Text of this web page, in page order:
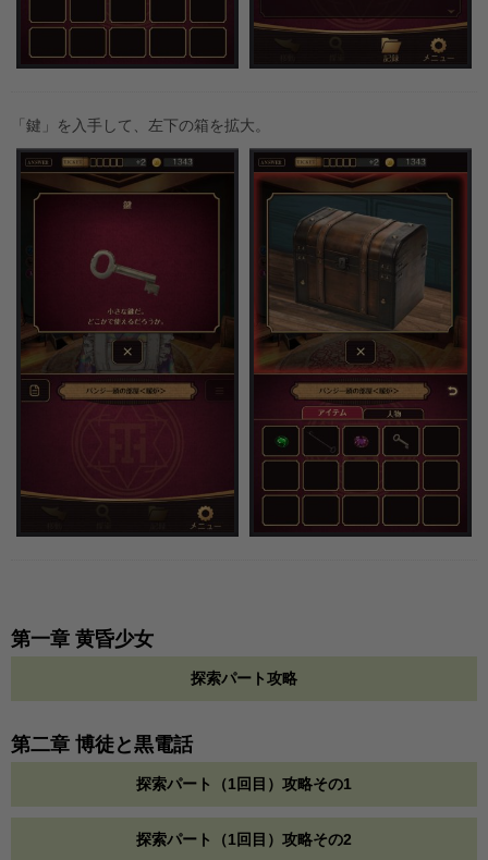
「鍵」を入手して、左下の箱を拡大。
第一章 黄昏少女
探索パート攻略
第二章 博徒と黒電話
探索パート（1回目）攻略その1
探索パート（1回目）攻略その2